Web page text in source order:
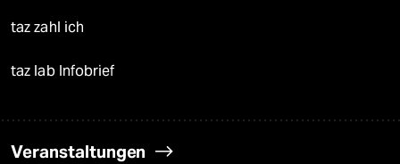
taz zahl ich
taz lab Infobrief
Veranstaltungen